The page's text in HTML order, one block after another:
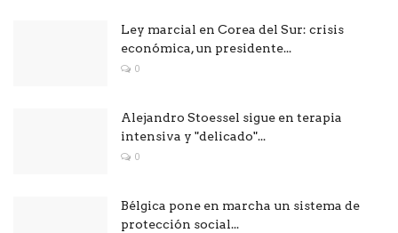
Ley marcial en Corea del Sur: crisis
económica, un presidente...
0
Alejandro Stoessel sigue en terapia
intensiva y "delicado"...
0
Bélgica pone en marcha un sistema de
protección social...